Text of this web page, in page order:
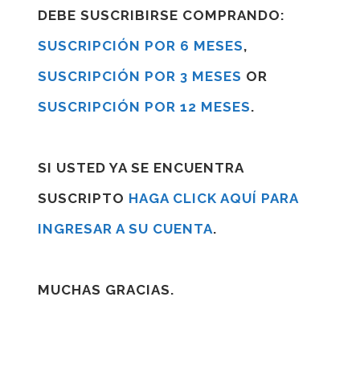
DEBE SUSCRIBIRSE COMPRANDO:
SUSCRIPCIÓN POR 6 MESES,
SUSCRIPCIÓN POR 3 MESES OR
SUSCRIPCIÓN POR 12 MESES.
SI USTED YA SE ENCUENTRA
SUSCRIPTO HAGA CLICK AQUÍ PARA
INGRESAR A SU CUENTA.
MUCHAS GRACIAS.